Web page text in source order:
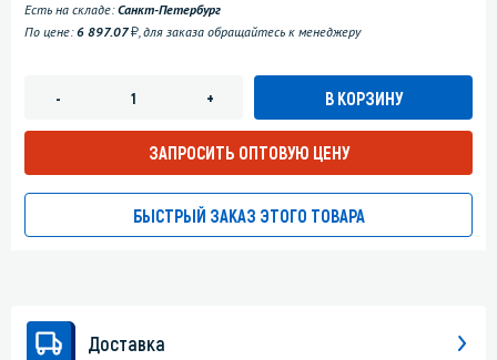
Есть на складе:Санкт-Петербург
По цене:6 897.07у, для заказа обращайтесь к менеджеру
- + В КОРЗИНУ
ЗАПРОСИТЬ ОПТОВУЮ ЦЕНУ
БЫСТРЫЙ ЗАКАЗ ЭТОГО ТОВАРА
Доставка